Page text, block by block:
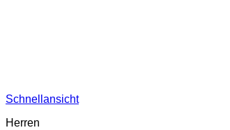
Schnellansicht
Herren